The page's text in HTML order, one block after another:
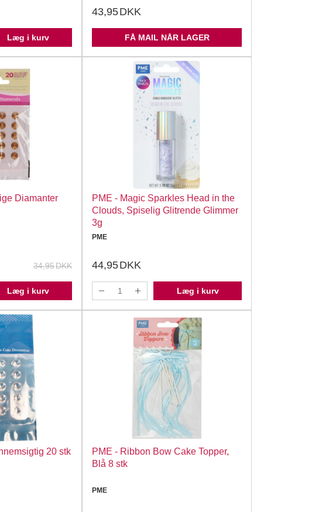
Læg i kurv
43,95DKK
FÅ MAIL NÅR LAGER
Diamanter
34,95DKK
Læg i kurv
PME - Magic Sparkles Head in the
Clouds, Spiselig Glitrende Glimmer
3g
PME
44,95DKK
Læg i kurv
20 stk
PME - Ribbon Bow Cake Topper,
Blå 8 stk
PME